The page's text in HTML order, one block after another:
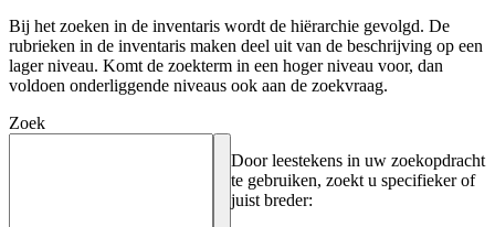
Bij het zoeken in de inventaris wordt de hiërarchie gevolgd. De
rubrieken in de inventaris maken deel uit van de beschrijving op een
lager niveau. Komt de zoekterm in een hoger niveau voor, dan
voldoen onderliggende niveaus ook aan de zoekvraag.
Zoek
Door leestekens in uw zoekopdracht
te gebruiken, zoekt u specifieker of
juist breder: